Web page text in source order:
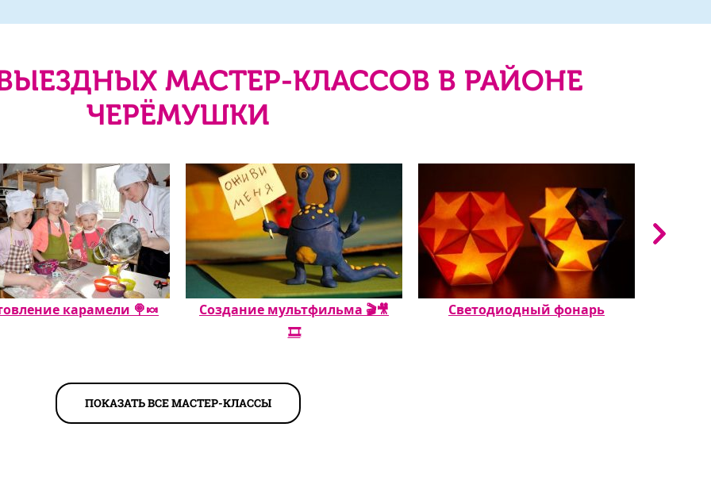
МАСТЕР-КЛАССОВ В РАЙОНЕ
ЧЕРЁМУШКИ
карамели 🍭🍬
Создание мультфильма 🎬🎥️
🎞️
Светодиодный фонарь
ПОКАЗАТЬ ВСЕ МАСТЕР-КЛАССЫ